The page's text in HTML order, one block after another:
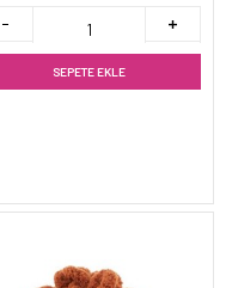
SEPETE EKLE